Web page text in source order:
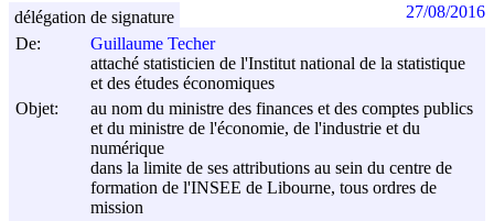
De:
Guillaume Techer
attaché statisticien de l'Institut national de la statistique
et des études économiques
Objet:
au nom du ministre des finances et des comptes publics
et du ministre de l'économie, de l'industrie et du
numérique
dans la limite de ses attributions au sein du centre de
formation de l'INSEE de Libourne, tous ordres de
mission
délégation de signature 27/08/2016